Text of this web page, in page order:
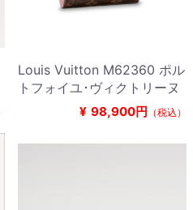
Louis Vuitton M62360 ポル
トフォイユ･ヴィクトリーヌ
¥ 98,900円 （税込）